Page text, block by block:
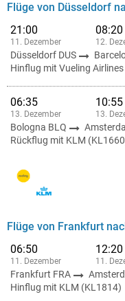
Flüge von Düsseldorf
21:00
11. Dezember
08:20
12.
Düsseldorf DUS
Hinflug mit Vueling
06:35
13. Dezember
10:55
13.
Bologna BLQ
Rückflug mit KLM
Flüge von Frankfurt
06:50
11. Dezember
12:20
11.
Frankfurt FRA
Hinflug mit KLM (KL1814)